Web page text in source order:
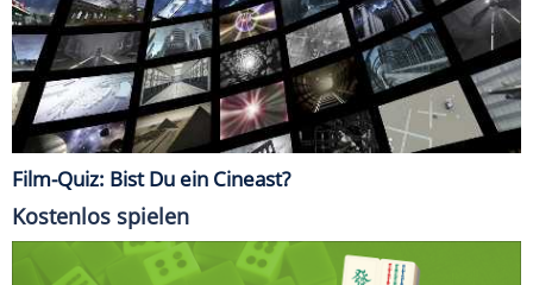
Film-Quiz: Bist Du ein Cineast?
Kostenlos spielen